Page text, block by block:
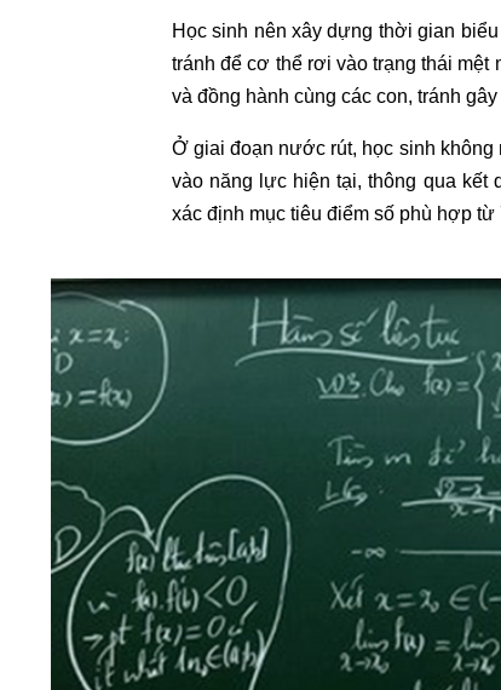
Học sinh nên xây dựng thời gian
tránh để cơ thể rơi vào trạng thái
và đồng hành cùng các con, tránh
Ở giai đoạn nước rút, học sinh không
vào năng lực hiện tại, thông qua kết
xác định mục tiêu điểm số phù hợp